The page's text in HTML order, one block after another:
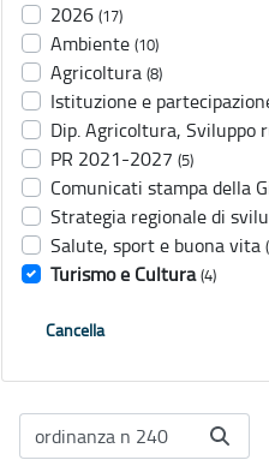
2026 (17)
Ambiente (10)
Agricoltura (8)
Istituzione e
Dip. Agricoltura, Sviluppo
PR 2021-2027 (5)
Comunicati stampa della
Strategia regionale di
Salute, sport e buona vita
Turismo e Cultura (4)
Cancella